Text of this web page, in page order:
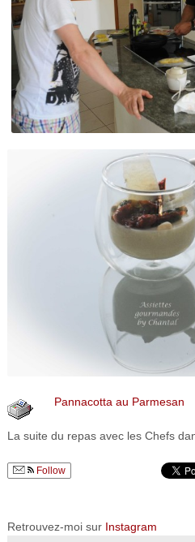
Pannacotta au Parmesan
La suite du repas avec les Chefs
Follow
Retrouvez-moi sur Instagram